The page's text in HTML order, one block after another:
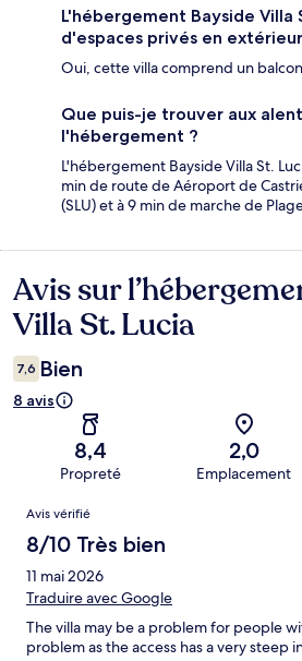
L'hébergement Bayside Villa
d'espaces privés en
Oui, cette villa comprend un
Que puis-je trouver aux
l'hébergement ?
L'hébergement Bayside Villa St.
min de route de Aéroport de
(SLU) et à 9 min de marche de
Avis
Avis sur
Villa St. Lucia
7,6 Bien
8 avis
8,4
Propreté
2,0
Emplacement
Avis
Avis vérifié
8/10 Très bien
11 mai 2026
Traduire avec Google
The villa may be a problem for people
problem as the access has a very steep